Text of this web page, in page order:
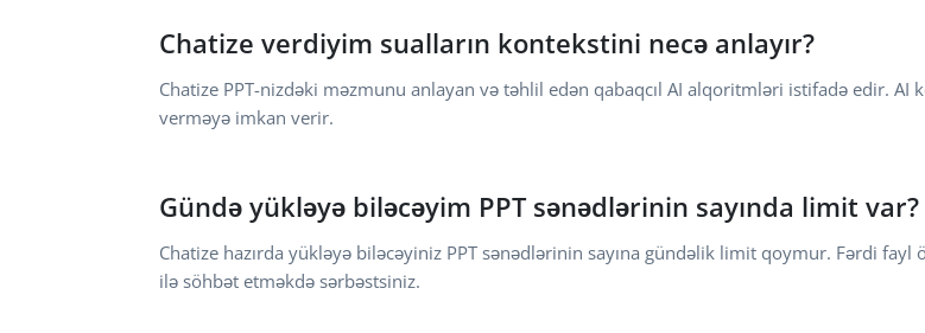
Chatize verdiyim sualların kontekstini necə anlayır?
Chatize PPT-nizdəki məzmunu anlayan və təhlil edən qabaqcıl AI alqoritmləri istifadə edir. AI
verməyə imkan verir.
Gündə yükləyə biləcəyim PPT sənədlərinin sayında limit var?
Chatize hazırda yükləyə biləcəyiniz PPT sənədlərinin sayına gündəlik limit qoymur. Fərdi
ilə söhbət etməkdə sərbəstsiniz.